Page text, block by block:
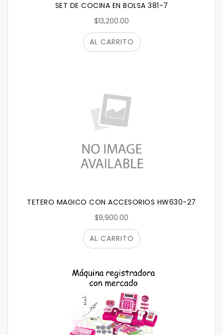
SET DE COCINA EN BOLSA 381-7
$13,200.00
AL CARRITO
TETERO MAGICO CON ACCESORIOS HW630-27
$9,900.00
AL CARRITO